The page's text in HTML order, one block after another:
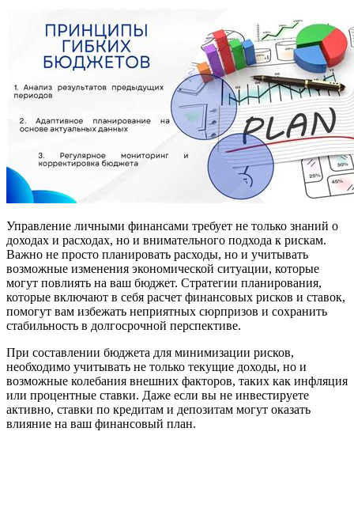
Управление личными финансами требует не только знаний о
доходах и расходах, но и внимательного подхода к рискам.
Важно не просто планировать расходы, но и учитывать
возможные изменения экономической ситуации, которые
могут повлиять на ваш бюджет. Стратегии планирования,
которые включают в себя расчет финансовых рисков и ставок,
помогут вам избежать неприятных сюрпризов и сохранить
стабильность в долгосрочной перспективе.
При составлении бюджета для минимизации рисков,
необходимо учитывать не только текущие доходы, но и
возможные колебания внешних факторов, таких как инфляция
или процентные ставки. Даже если вы не инвестируете
активно, ставки по кредитам и депозитам могут оказать
влияние на ваш финансовый план.